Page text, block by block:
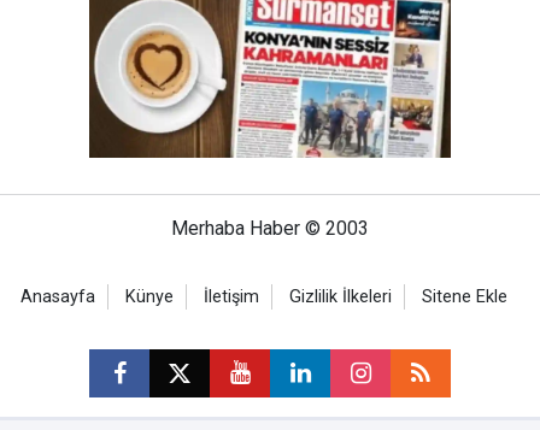
Merhaba Haber © 2003
Anasayfa Künye İletişim Gizlilik İlkeleri Sitene Ekle